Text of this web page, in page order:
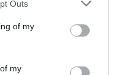
Outs
of my
my
ΕΚΘΕΣΕΙΣ